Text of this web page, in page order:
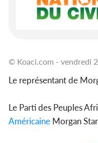
© Koaci.com - vendredi
Le représentant de
Le Parti des Peuples
Américaine Morgan